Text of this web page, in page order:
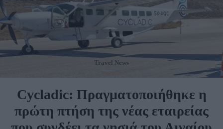
Travel News
Cycladic: Πραγματοποιήθηκε η
πρώτη πτήση της νέας εταιρείας